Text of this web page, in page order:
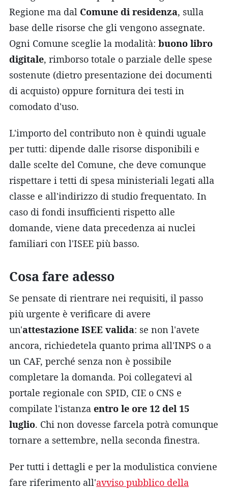
Regione ma dal Comune di residenza, sulla
base delle risorse che gli vengono assegnate.
Ogni Comune sceglie la modalità: buono libro
digitale, rimborso totale o parziale delle spese
sostenute (dietro presentazione dei documenti
di acquisto) oppure fornitura dei testi in
comodato d'uso.
L'importo del contributo non è quindi uguale
per tutti: dipende dalle risorse disponibili e
dalle scelte del Comune, che deve comunque
rispettare i tetti di spesa ministeriali legati alla
classe e all'indirizzo di studio frequentato. In
caso di fondi insufficienti rispetto alle
domande, viene data precedenza ai nuclei
familiari con l'ISEE più basso.
Cosa fare adesso
Se pensate di rientrare nei requisiti, il passo
più urgente è verificare di avere
un'attestazione ISEE valida: se non l'avete
ancora, richiedetela quanto prima all'INPS o a
un CAF, perché senza non è possibile
completare la domanda. Poi collegatevi al
portale regionale con SPID, CIE o CNS e
compilate l'istanza entro le ore 12 del 15
luglio. Chi non dovesse farcela potrà comunque
tornare a settembre, nella seconda finestra.
Per tutti i dettagli e per la modulistica conviene
fare riferimento all'avviso pubblico della